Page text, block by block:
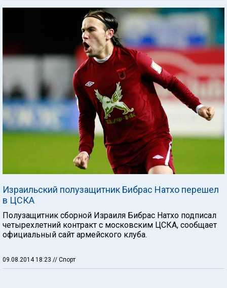
Израильский полузащитник Бибрас Натхо перешел
в ЦСКА
Полузащитник сборной Израиля Бибрас Натхо подписал
четырехлетний контракт с московским ЦСКА, сообщает
официальный сайт армейского клуба.
09.08.2014 18:23 // Спорт